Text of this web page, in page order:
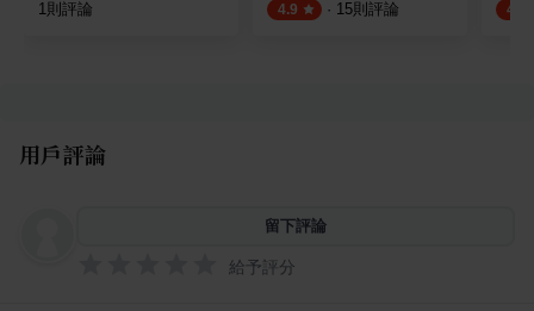
1則評論 4.9 · 15則評論 4.7
用戶評論
留下評論
給予評分